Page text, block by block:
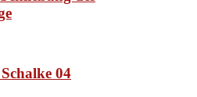
04